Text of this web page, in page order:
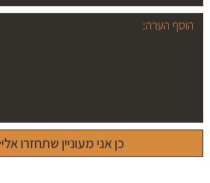
כן אני מעוניין שתחזרו אלי